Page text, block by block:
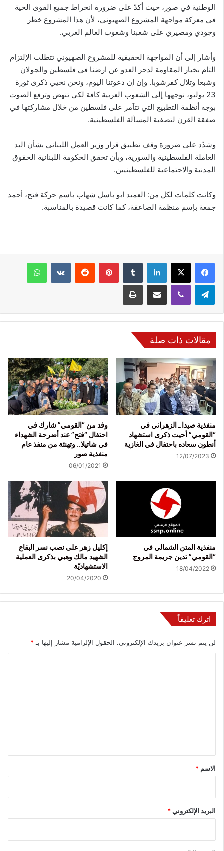
الوطنية في صور، حيث أكدّ على ضرورة انخراط جميع القوى الحية
في معركة مواجهة المشروع الصهيوني، لأن هذا المشروع خطر
وجودي ومصيري على شعبنا وشعوب العالم العربي.
وأشار إلى أن المواجهة الحقيقية للمشروع الصهيوني تتطلب الإلتزام
التام بخيار المقاومة لدحر العدو عن ارضنا في فلسطين والجولان
وشبعا وتلال كفرشوبا. وإن إن دعوتنا اليوم، ونحن نحيي ذكرى ثورة
23 يوليو، نوجهها إلى الشعوب العربية كافة لكي تنهض وترفع الصوت
بوجه أنظمة التطبيع التي تتآمر على فلسطين من خلال مشاركتها في
صفقة القرن لتصفية المسألة الفلسطينية.
وشدّد على ضرورة وقف تطبيق قرار وزير العمل اللبناني بشأن اليد
العاملة الفلسطينية والسورية، وبأن تحقق الحكومة اللبنانية الحقوق
المدنية والاجتماعية للفلسطينيين.
وكانت كلمات لكل من: العميد ابو باسل شهاب باسم حركة فتح، أحمد
جمعة بإسم منظمة الصاعقة، كما كانت قصيدة بالمناسبة.
فيسبوك لينكدإن بينتيريست
مقالات ذات صلة
منفذية صيدا ـ الزهراني في
“القومي” أحيت ذكرى استشهاد
أنطون سعاده باحتفال في الغازية
12/07/2023
وفد من “القومي” شارك في
احتفال “فتح” عند أضرحة الشهداء
في شاتيلا.. وتهنئة من منفذ عام
منفذية صور
06/01/2021
منفذية المتن الشمالي في
“القومي” تدين جريمة المروج
18/04/2022
إكليل زهر على نصب نسر البقاع
الشهيد مالك وهبي بذكرى العملية
الاستشهاديّة
20/04/2020
اترك تعليقاً
لن يتم نشر عنوان بريدك الإلكتروني. الحقول الإلزامية مشار إليها بـ *
*
الاسم *
البريد الإلكتروني*